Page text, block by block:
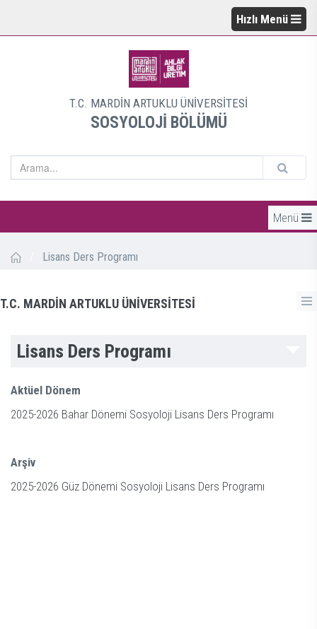
Hızlı Menü
T.C. MARDİN ARTUKLU ÜNİVERSİTESİ
SOSYOLOJİ BÖLÜMÜ
Menü
Lisans Ders Programı
T.C. MARDİN ARTUKLU ÜNİVERSİTESİ
Lisans Ders Programı
Aktüel Dönem
2025-2026 Bahar Dönemi Sosyoloji Lisans Ders Programı
Arşiv
2025-2026 Güz Dönemi Sosyoloji Lisans Ders Programı